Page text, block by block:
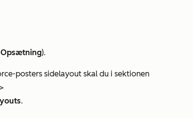
Opsætning).
posters sidelayout skal du i sektionen
.